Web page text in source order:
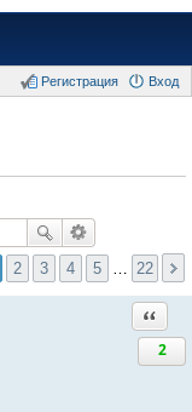
Вход
Регистрация
2 3 4 5 22
2